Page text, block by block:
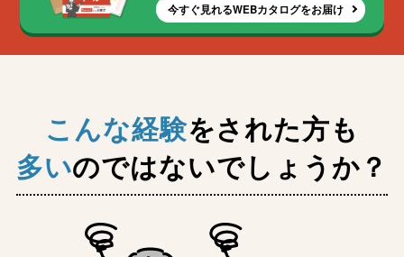
今すぐ見れるWEBカタログをお届け
こんな経験をされた方も
多いのではないでしょうか？